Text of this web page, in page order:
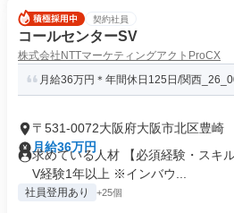
契約社員
コールセンターSV
株式会社NTTマーケティングアクトProCX
月給36万円＊年間休日125日/関西
〒531-0072大阪府大阪市北区豊崎
月給36万円
求めている人材 【必須経験・スキ
V経験1年以上 ※インバウ...
社員登用あり +25個